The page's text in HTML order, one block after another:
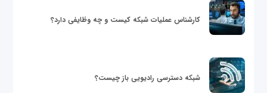
کارشناس عملیات شبکه کیست و چه وظایفی دارد؟
شبکه دسترسی رادیویی باز چیست؟